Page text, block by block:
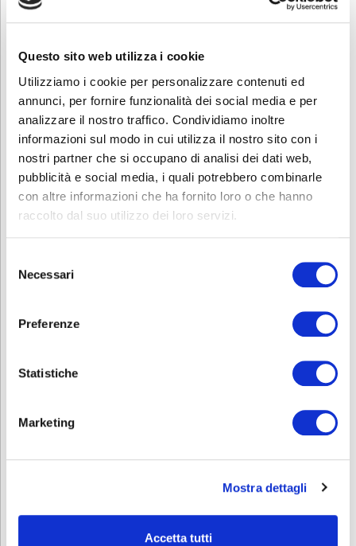
Questo sito web utilizza i cookie
Utilizziamo i cookie per personalizzare contenuti ed
annunci, per fornire funzionalità dei social media e per
analizzare il nostro traffico. Condividiamo inoltre
informazioni sul modo in cui utilizza il nostro sito con i
nostri partner che si occupano di analisi dei dati web,
pubblicità e social media, i quali potrebbero combinarle
con altre informazioni che ha fornito loro o che hanno
raccolto dal suo utilizzo dei loro servizi.
delNecessari
Preferenze
Statistiche
Marketing
Mostra dettagli
Accetta tutti
Ulteriori informazioni
La quota di partecipazione è di 1700€.
Gli associati a
Confartigianato Bergamo possono usufruire di uno sconto di
200€ presentando relativa iscrizione all’associazione.
Per ulteriori informazioni o approfondimenti sul corso contattare la
0346.22808.
Puoi anche inviare una mail a
per ricevere tutta
INFORMATIVA RELATIVA AL CONTRATTO